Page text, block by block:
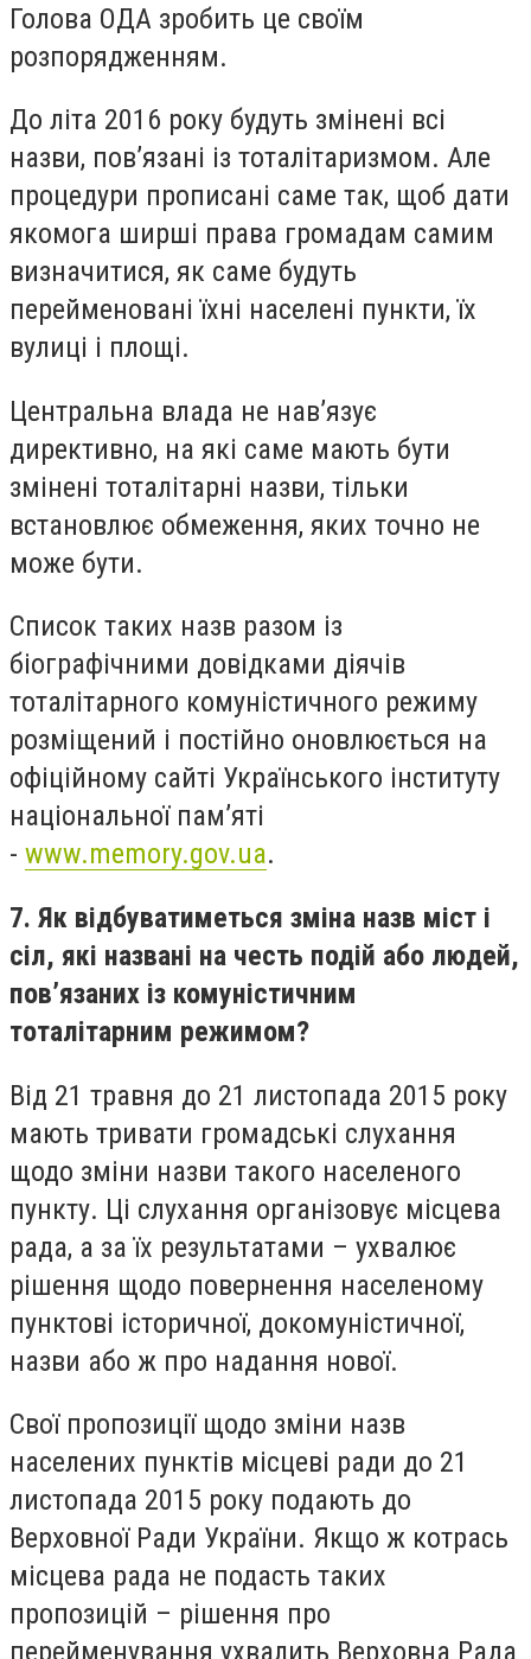
Голова ОДА зробить це своїм
розпорядженням.
До літа 2016 року будуть змінені всі
назви, пов’язані із тоталітаризмом. Але
процедури прописані саме так, щоб дати
якомога ширші права громадам самим
визначитися, як саме будуть
перейменовані їхні населені пункти, їх
вулиці і площі.
Центральна влада не нав’язує
директивно, на які саме мають бути
змінені тоталітарні назви, тільки
встановлює обмеження, яких точно не
може бути.
Список таких назв разом із
біографічними довідками діячів
тоталітарного комуністичного режиму
розміщений і постійно оновлюється на
офіційному сайті Українського інституту
національної пам’яті
- www.memory.gov.ua.
7. Як відбуватиметься зміна назв міст і
сіл, які названі на честь подій або людей,
пов’язаних із комуністичним
тоталітарним режимом?
Від 21 травня до 21 листопада 2015 року
мають тривати громадські слухання
щодо зміни назви такого населеного
пункту. Ці слухання організовує місцева
рада, а за їх результатами – ухвалює
рішення щодо повернення населеному
пунктові історичної, докомуністичної,
назви або ж про надання нової.
Свої пропозиції щодо зміни назв
населених пунктів місцеві ради до 21
листопада 2015 року подають до
Верховної Ради України. Якщо ж котрась
місцева рада не подасть таких
пропозицій – рішення про
перейменування ухвалить Верховна Рада